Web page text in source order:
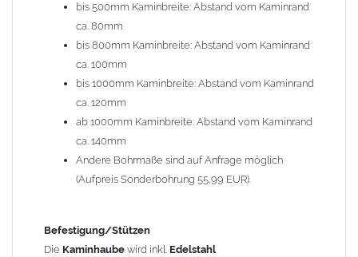
Es stehen insgesamt 20 verschiedene Typen zur Auswahl. Bitte
Auswahlfeldangeben.
Standardhauben siehe Auswahlfeld: 01 Haus,03 Welle
(unser Topseller)
Laube, 13 Schwalbe, 14 Sattel Welle, 15 Welle 90° gedreht,
17 Dach, 18 Plafond 2, 19 S-Line, 20 Pult
Typ 07 (Welle hoch) und 08 (Doppel Welle) haben einen
Aufpreis von 20% (bitte anfragen - Bestellung nicht über
Shop möglich).
Die Typen 02 (Bogen), 06 (Krempe), 09 (Pagode), 10
1,5mm hergestellt (Preis auf Anfrage = ca. 2-3-fache vom
1,5mm Standardpreis)
bis 500mm Kaminbreite: Abstand vom Kaminrand
ca. 80mm
bis 800mm Kaminbreite: Abstand vom Kaminrand
ca. 100mm
bis 1000mm Kaminbreite: Abstand vom Kaminrand
ca. 120mm
ab 1000mm Kaminbreite: Abstand vom Kaminrand
ca. 140mm
Andere Bohrmaße sind auf Anfrage möglich
(Aufpreis Sonderbohrung 55,99 EUR).
Befestigung/Stützen
Die Kaminhaube wird inkl. Edelstahl